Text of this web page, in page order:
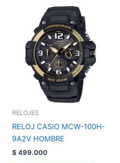
RELOJES
RELOJ CASIO MCW-100H-
9A2V HOMBRE
$ 499.000